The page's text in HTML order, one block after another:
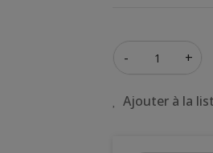
- +
Ajouter à la